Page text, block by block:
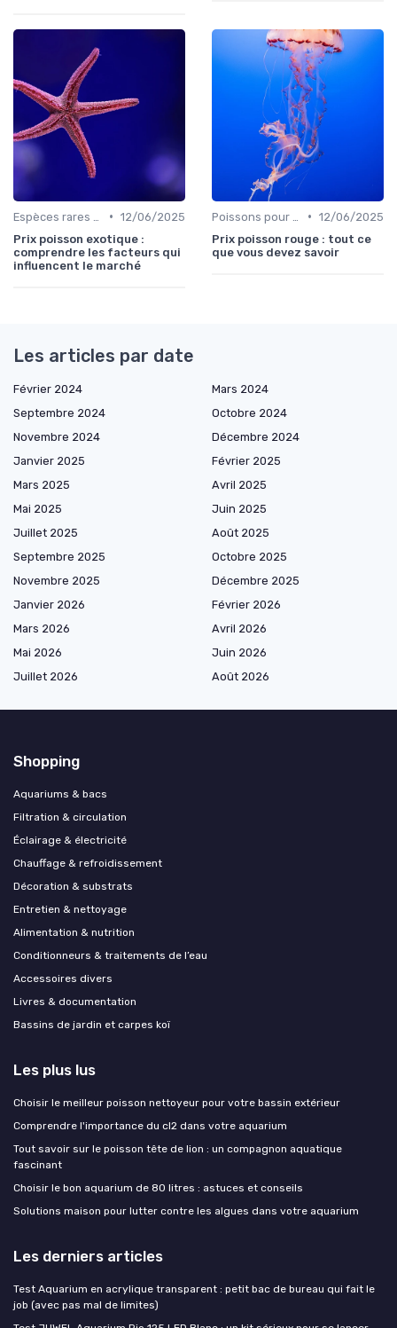
• 12/06/2025
Prix poisson exotique :
comprendre les facteurs qui
influencent le marché
• 12/06/2025
Prix poisson rouge : tout ce
que vous devez savoir
Les articles par date
Février 2024
Mars 2024
Septembre 2024
Octobre 2024
Novembre 2024
Décembre 2024
Janvier 2025
Février 2025
Mars 2025
Avril 2025
Mai 2025
Juin 2025
Juillet 2025
Août 2025
Septembre 2025
Octobre 2025
Novembre 2025
Décembre 2025
Janvier 2026
Février 2026
Mars 2026
Avril 2026
Mai 2026
Juin 2026
Juillet 2026
Août 2026
Shopping
Aquariums & bacs
Filtration & circulation
Éclairage & électricité
Chauffage & refroidissement
Décoration & substrats
Entretien & nettoyage
Alimentation & nutrition
Conditionneurs & traitements de l’eau
Accessoires divers
Livres & documentation
Bassins de jardin et carpes koï
Les plus lus
Choisir le meilleur poisson nettoyeur pour votre bassin extérieur
Comprendre l'importance du cl2 dans votre aquarium
Tout savoir sur le poisson tête de lion : un compagnon aquatique
fascinant
Choisir le bon aquarium de 80 litres : astuces et conseils
Solutions maison pour lutter contre les algues dans votre aquarium
Les derniers articles
Test Aquarium en acrylique transparent : petit bac de bureau qui fait le
job (avec pas mal de limites)